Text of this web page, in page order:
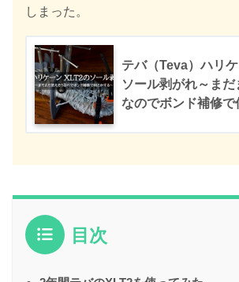
しまった。
テバ（Teva）ハリ
ソール剥がれ～まだ
なのでボンド補修で
目次